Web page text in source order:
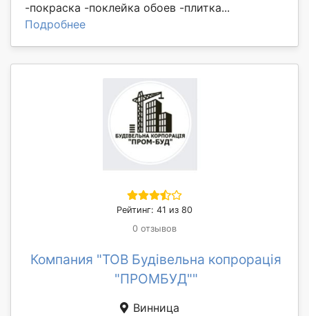
-покраска -поклейка обоев -плитка...
Подробнее
Рейтинг: 41 из 80
0 отзывов
Компания "ТОВ Будівельна копрорація
"ПРОМБУД""
Винница